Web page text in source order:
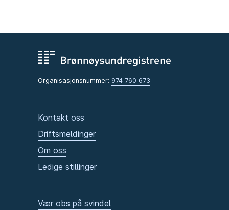
Organisasjonsnummer: 974 760 673
Kontakt oss
Driftsmeldinger
Om oss
Ledige stillinger
Vær obs på svindel